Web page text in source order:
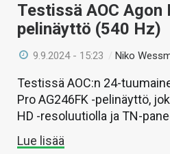
Testissä AOC Agon
pelinäyttö (540 Hz)
9.9.2024 - 15:23 / Niko
Testissä AOC:n 24-
Pro AG246FK -pelinäyttö,
HD -resoluutiolla ja TN-
Lue lisää